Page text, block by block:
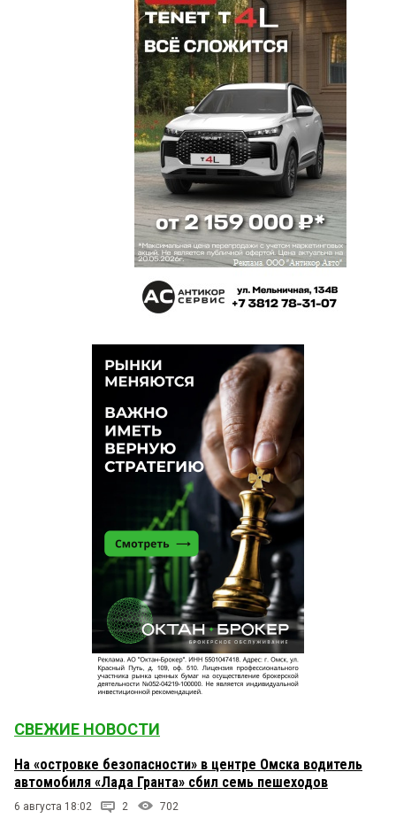
СВЕЖИЕ НОВОСТИ
На «островке безопасности» в центре Омска водитель
автомобиля «Лада Гранта» сбил семь пешеходов
6 августа 18:02 2 702